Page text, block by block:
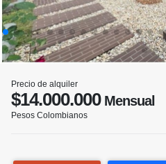
Precio de alquiler
$14.000.000Mensual
Pesos Colombianos